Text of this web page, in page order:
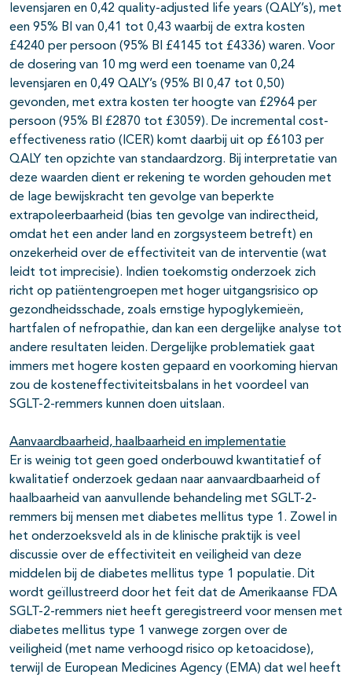
levensjaren en 0,42 quality-adjusted life years (QALY’s), met
een 95% BI van 0,41 tot 0,43 waarbij de extra kosten
£4240 per persoon (95% BI £4145 tot £4336) waren. Voor
de dosering van 10 mg werd een toename van 0,24
levensjaren en 0,49 QALY’s (95% BI 0,47 tot 0,50)
gevonden, met extra kosten ter hoogte van £2964 per
persoon (95% BI £2870 tot £3059). De incremental cost-
effectiveness ratio (ICER) komt daarbij uit op £6103 per
QALY ten opzichte van standaardzorg. Bij interpretatie van
deze waarden dient er rekening te worden gehouden met
de lage bewijskracht ten gevolge van beperkte
extrapoleerbaarheid (bias ten gevolge van indirectheid,
omdat het een ander land en zorgsysteem betreft) en
onzekerheid over de effectiviteit van de interventie (wat
leidt tot imprecisie). Indien toekomstig onderzoek zich
richt op patiëntengroepen met hoger uitgangsrisico op
gezondheidsschade, zoals ernstige hypoglykemieën,
hartfalen of nefropathie, dan kan een dergelijke analyse tot
andere resultaten leiden. Dergelijke problematiek gaat
immers met hogere kosten gepaard en voorkoming hiervan
zou de kosteneffectiviteitsbalans in het voordeel van
SGLT-2-remmers kunnen doen uitslaan.
Aanvaardbaarheid, haalbaarheid en implementatie
Er is weinig tot geen goed onderbouwd kwantitatief of
kwalitatief onderzoek gedaan naar aanvaardbaarheid of
haalbaarheid van aanvullende behandeling met SGLT-2-
remmers bij mensen met diabetes mellitus type 1. Zowel in
het onderzoeksveld als in de klinische praktijk is veel
discussie over de effectiviteit en veiligheid van deze
middelen bij de diabetes mellitus type 1 populatie. Dit
wordt geïllustreerd door het feit dat de Amerikaanse FDA
SGLT-2-remmers niet heeft geregistreerd voor mensen met
diabetes mellitus type 1 vanwege zorgen over de
veiligheid (met name verhoogd risico op ketoacidose),
terwijl de European Medicines Agency (EMA) dat wel heeft